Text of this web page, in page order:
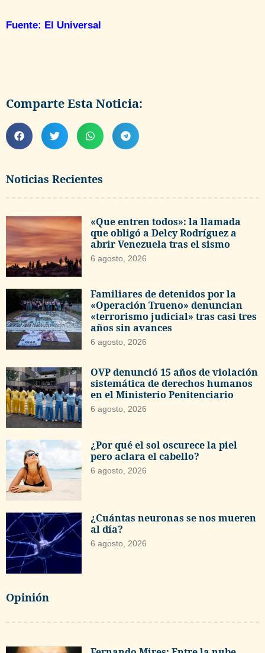
Noticias Recientes
«Que entren todos»: la llamada
que obligó a Delcy Rodríguez a
abrir Venezuela tras el sismo
6 agosto, 2026
Familiares de detenidos por la
«Operación Trueno» denuncian
«terrorismo judicial» tras casi tres
años sin avances
6 agosto, 2026
OVP denunció 15 años de violación
sistemática de derechos humanos
en el Ministerio Penitenciario
6 agosto, 2026
¿Por qué el sol oscurece la piel
pero aclara el cabello?
6 agosto, 2026
¿Cuántas neuronas se nos mueren
al día?
6 agosto, 2026
Opinión
Fuente: El Universal
Comparte Esta Noticia: